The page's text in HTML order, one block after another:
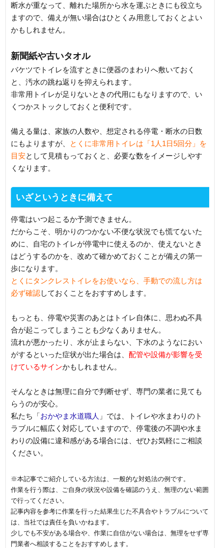
断水が重なって、離れた場所から水を運ぶときにも役立ち
ますので、備えが無い場合はひとくみ用意しておくとよい
かもしれません。
新聞紙や古いタオル
バケツでトイレを流すときに便器のまわりへ敷いておく
と、汚水の跳ね返りを抑えられます。
非常用トイレが足りないときの代用にもなりますので、い
くつかストックしておくと便利です。
備える量は、家族の人数や、想定される停電・断水の日数
にもよりますが、
とくに非常用トイレは「1人1日5回分」を
目安として見積もっておくと、必要な数をイメージしやす
くなります。
いざというときに備えて
停電はいつ起こるか予測できません。
だからこそ、明かりのつかない不便な状況でも慌てないた
めに、自宅のトイレが停電中に使えるのか、使えないとき
はどうするのかを、改めて確かめておくことが備えの第一
歩になります。
とくにタンクレストイレをお使いなら、手動での流し方は
必ず確認しておくことをおすすめします。
もっとも、停電や災害のあとはトイレ自体に、思わぬ不具
合が起こってしまうことも少なくありません。
流れが悪かったり、水が止まらない、下水のようなにおい
がするといった症状が出た場合は、配管や設備が影響を受
けているサインかもしれません。
そんなときは無理に自分で判断せず、専門の業者に見ても
らうのが安心。
私たち「おかやま水道職人 」では、トイレや水まわりのト
ラブルに幅広く対応していますので、停電後の不調や水ま
わりの設備に違和感がある場合には、ぜひお気軽にご相談
ください。
※本記事でご紹介している方法は、一般的な対処法の例です。
作業を行う際は、ご自身の状況や設備を確認のうえ、無理のない範囲
で行ってください。
記事内容を参考に作業を行った結果生じた不具合やトラブルについて
は、当社では責任を負いかねます。
少しでも不安がある場合や、作業に自信がない場合は、無理をせず専
門業者へ相談することをおすすめします。